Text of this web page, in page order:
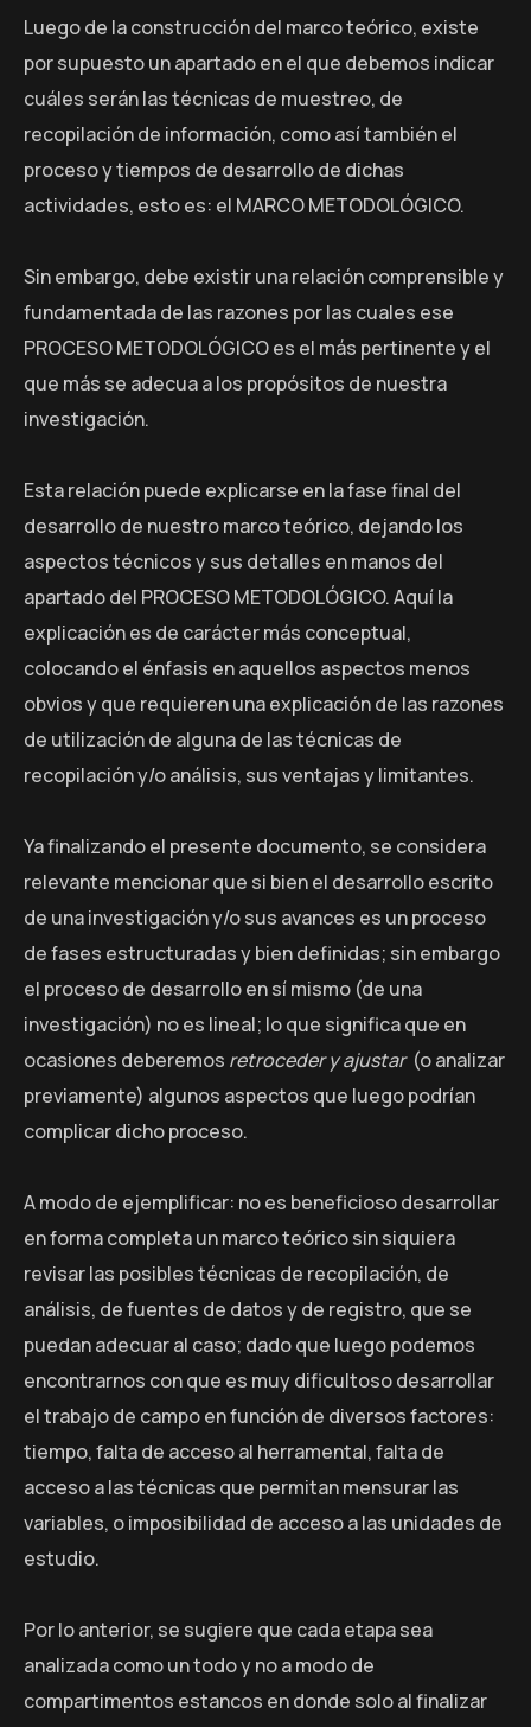
Luego de la construcción del marco teórico, existe
por supuesto un apartado en el que debemos indicar
cuáles serán las técnicas de muestreo, de
recopilación de información, como así también el
proceso y tiempos de desarrollo de dichas
actividades, esto es: el MARCO METODOLÓGICO.
Sin embargo, debe existir una relación comprensible y
fundamentada de las razones por las cuales ese
PROCESO METODOLÓGICO es el más pertinente y el
que más se adecua a los propósitos de nuestra
investigación.
Esta relación puede explicarse en la fase final del
desarrollo de nuestro marco teórico, dejando los
aspectos técnicos y sus detalles en manos del
apartado del PROCESO METODOLÓGICO. Aquí la
explicación es de carácter más conceptual,
colocando el énfasis en aquellos aspectos menos
obvios y que requieren una explicación de las razones
de utilización de alguna de las técnicas de
recopilación y/o análisis, sus ventajas y limitantes.
Ya finalizando el presente documento, se considera
relevante mencionar que si bien el desarrollo escrito
de una investigación y/o sus avances es un proceso
de fases estructuradas y bien definidas; sin embargo
el proceso de desarrollo en sí mismo (de una
investigación) no es lineal; lo que significa que en
ocasiones deberemos retroceder y ajustar(o analizar
previamente) algunos aspectos que luego podrían
complicar dicho proceso.
A modo de ejemplificar: no es beneficioso desarrollar
en forma completa un marco teórico sin siquiera
revisar las posibles técnicas de recopilación, de
análisis, de fuentes de datos y de registro, que se
puedan adecuar al caso; dado que luego podemos
encontrarnos con que es muy dificultoso desarrollar
el trabajo de campo en función de diversos factores:
tiempo, falta de acceso al herramental, falta de
acceso a las técnicas que permitan mensurar las
variables, o imposibilidad de acceso a las unidades de
estudio.
Por lo anterior, se sugiere que cada etapa sea
analizada como un todo y no a modo de
compartimentos estancos en donde solo al finalizar